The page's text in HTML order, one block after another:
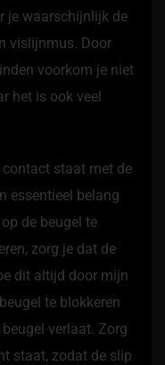
je waarschijnlijk de
vislijnmus. Door
voorkom je niet
het is ook veel
staat met de
essentieel belang
de beugel te
zorg je dat de
dit altijd door mijn
te blokkeren
verlaat. Zorg
staat, zodat de slip